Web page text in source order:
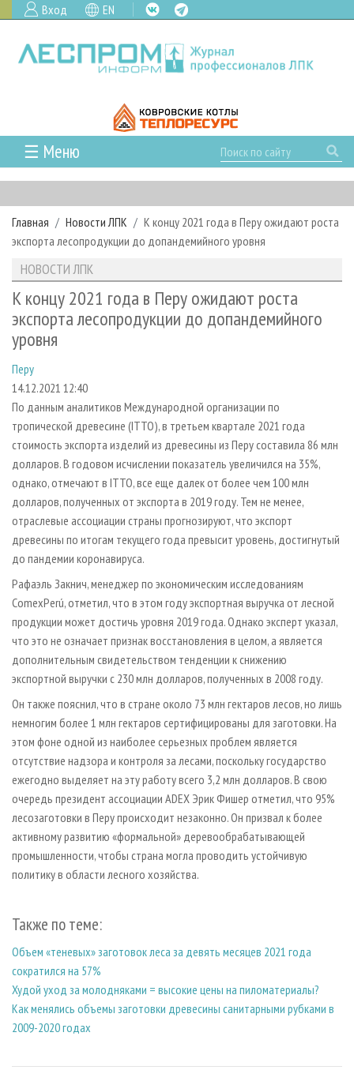
Вход EN
☰ Меню
ГЛАВНАЯ
РУБРИКИ И ТЕМЫ
РУБРИКИ ЖУРНАЛА
ЛЕСОЗАГОТОВКА
ЛЕСОПИЛЕНИЕ
ДЕРЕВООБРАБОТКА
ПРОИЗВОДСТВО ДРЕВЕСНЫХ ПЛИТ
ДЕРЕВЯННОЕ ДОМОСТРОЕНИЕ
ПРОИЗВОДСТВО МЕБЕЛИ
БИОЭНЕРГЕТИКА
ЦБП
ИНСТРУМЕНТ И МАТЕРИАЛЫ
НОВОСТИ
НОВОСТИ ЛПК
НОВОСТИ ЖУРНАЛА
НОВОСТИ КОМПАНИЙ
ПРОЕКТЫ ЛПИ
АНАЛИТИКА
ПРЕДПРИЯТИЯ ЛПК
ЛЕСНЫЕ РЕГИОНЫ РОССИИ
МОБИЛЬНЫЕ ВЫСТАВКИ
ОФИЦИАЛЬНЫЕ ДЕЛЕГАЦИИ
ПРИОРИТЕТНЫЕ ИНВЕСТПРОЕКТЫ
RUSSIAN FORESTRY REVIEW
ГАЗЕТА ЛЕСПРОМФОРУМ
БИБЛИОТЕКА СПЕЦИАЛИСТА
АРХИВ ЖУРНАЛОВ
СТАТЬИ
О ЖУРНАЛЕ
ПОДПИСКА
РЕКЛАМОДАТЕЛЯМ
РЕКЛАМА НА САЙТЕ
Главная Новости ЛПК
К концу 2021 года в Перу ожидают роста
экспорта лесопродукции до допандемийного уровня
НОВОСТИ ЛПК
К концу 2021 года в Перу ожидают роста
экспорта лесопродукции до допандемийного
уровня
Перу
14.12.2021 12:40
По данным аналитиков Международной организации по
тропической древесине (ITTO), в третьем квартале 2021 года
стоимость экспорта изделий из древесины из Перу составила 86 млн
долларов. В годовом исчислении показатель увеличился на 35%,
однако, отмечают в ITTO, все еще далек от более чем 100 млн
долларов, полученных от экспорта в 2019 году. Тем не менее,
отраслевые ассоциации страны прогнозируют, что экспорт
древесины по итогам текущего года превысит уровень, достигнутый
до пандемии коронавируса.
Рафаэль Закнич, менеджер по экономическим исследованиям
ComexPerú, отметил, что в этом году экспортная выручка от лесной
продукции может достичь уровня 2019 года. Однако эксперт указал,
что это не означает признак восстановления в целом, а является
дополнительным свидетельством тенденции к снижению
экспортной выручки с 230 млн долларов, полученных в 2008 году.
Он также пояснил, что в стране около 73 млн гектаров лесов, но лишь
немногим более 1 млн гектаров сертифицированы для заготовки. На
этом фоне одной из наиболее серьезных проблем является
отсутствие надзора и контроля за лесами, поскольку государство
ежегодно выделяет на эту работу всего 3,2 млн долларов. В свою
очередь президент ассоциации ADEX Эрик Фишер отметил, что 95%
лесозаготовки в Перу происходит незаконно. Он призвал к более
активному развитию «формальной» деревообрабатывающей
промышленности, чтобы страна могла проводить устойчивую
политику в области лесного хозяйства.
Также по теме:
Объем «теневых» заготовок леса за девять месяцев 2021 года
сократился на 57%
Худой уход за молодняками = высокие цены на пиломатериалы?
Как менялись объемы заготовки древесины санитарными рубками в
2009-2020 годах